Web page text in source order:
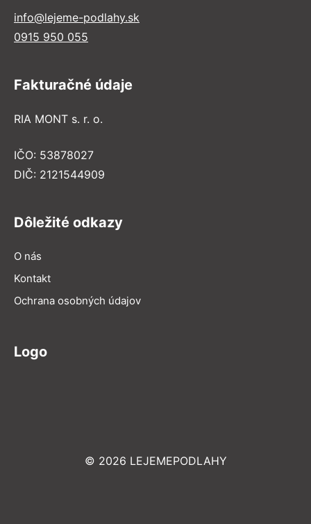
info@lejeme-podlahy.sk
0915 950 055
Fakturačné údaje
RIA MONT s. r. o.
IČO: 53878027
DIČ: 2121544909
Dôležité odkazy
O nás
Kontakt
Ochrana osobných údajov
Logo
© 2026 LEJEMEPODLAHY